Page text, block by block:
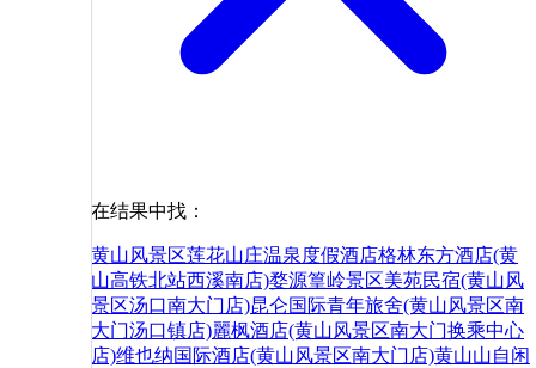
在结果中找：
黄山风景区莲花山庄温泉度假酒店格林东方酒店(黄
山高铁北站西溪南店)婺源篁岭景区美苑民宿(黄山风
景区汤口南大门店)昆仑国际青年旅舍(黄山风景区南
大门汤口镇店)麗枫酒店(黄山风景区南大门换乘中心
店)维也纳国际酒店(黄山风景区南大门店)黄山山自闲